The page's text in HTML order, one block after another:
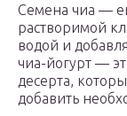
Семена чиа —
растворимой
водой и
чиа-йогурт —
десерта,
добавить